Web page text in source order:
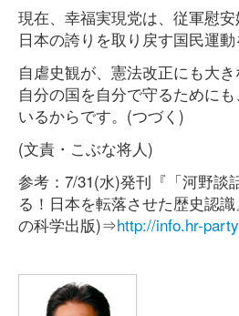
現在、幸福実現党は、従軍慰安
日本の誇りを取り戻す国民運動
自虐史観が、憲法改正にも大き
自分の国を自分で守るために
いるからです。(つづく)
(文責・こぶな将人)
参考：7/31(水)発刊『「河野談
る！日本を転落させた歴史認
の科学出版)⇒http://info.hr-